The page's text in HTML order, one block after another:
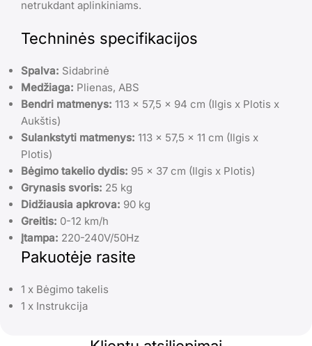
netrukdant aplinkiniams.
Techninės specifikacijos
Spalva: Sidabrinė
Medžiaga: Plienas, ABS
Bendri matmenys: 113 x 57,5 x 94 cm (Ilgis x Plotis x
Aukštis)
Sulankstyti matmenys: 113 x 57,5 x 11 cm (Ilgis x
Plotis)
Bėgimo takelio dydis: 95 x 37 cm (Ilgis x Plotis)
Grynasis svoris: 25 kg
Didžiausia apkrova: 90 kg
Greitis: 0-12 km/h
Įtampa: 220-240V/50Hz
Pakuotėje rasite
1 x Bėgimo takelis
1 x Instrukcija